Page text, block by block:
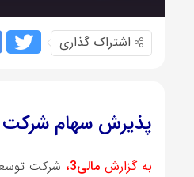
اشتراک گذاری
پذیرش سهام شرکت
به گزارش مالی3،